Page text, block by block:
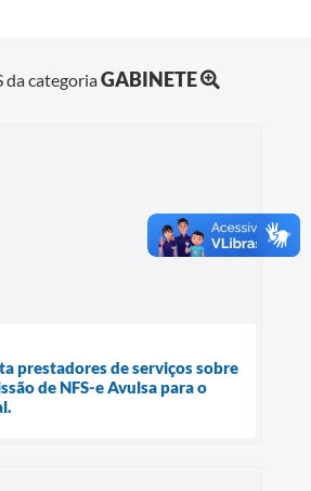
da categoriaGABINETE
prestadores de serviços sobre
de NFS-e Avulsa para o